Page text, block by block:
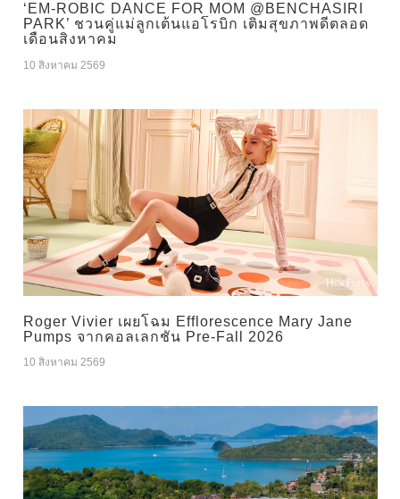
‘EM-ROBIC DANCE FOR MOM @BENCHASIRI
PARK’ ชวนคู่แม่ลูกเต้นแอโรบิก เติมสุขภาพดีตลอด
เดือนสิงหาคม
10 สิงหาคม 2569
Roger Vivier เผยโฉม Efflorescence Mary Jane
Pumps จากคอลเลกชัน Pre-Fall 2026
10 สิงหาคม 2569